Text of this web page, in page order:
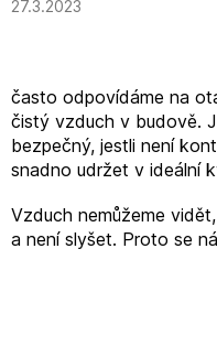
27.3.2023
často odpovídáme na
čistý vzduch v budově.
bezpečný, jestli není
snadno udržet v ideální
Vzduch nemůžeme
a není slyšet. Proto se